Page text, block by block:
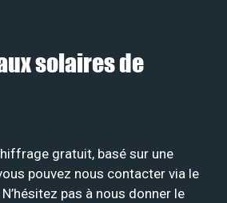
solaires de
gratuit, basé sur une
pouvez nous contacter via le
pas à nous donner le